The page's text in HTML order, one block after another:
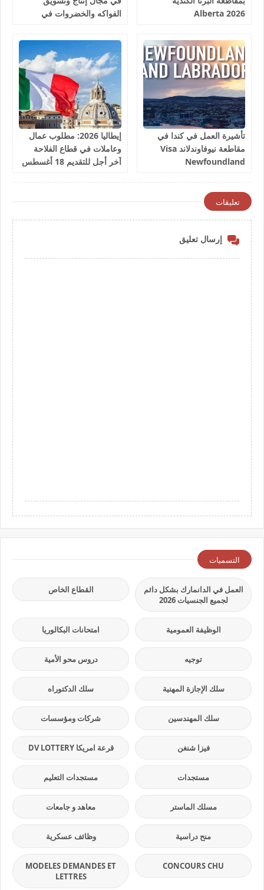
Alberta 2026
الفواكه والخضروات في
تأشيرة العمل في كندا في
مقاطعة نيوفاوندلاند Visa
Newfoundland
إيطاليا 2026: مطلوب عمال
وعاملات في قطاع الفلاحة
آخر أجل للتقديم 18 أغسطس
تعليقات
إرسال تعليق
التسميات
العمل في الدانمارك بشكل دائم
لجميع الجنسيات 2026
القطاع الخاص
الوظيفة العمومية امتحانات البكالوريا
توجيه دروس محو الأمية
سلك الإجازة المهنية سلك الدكتوراه
سلك المهندسين شركات ومؤسسات
فيزا شنغن قرعة امريكا DV LOTTERY
مستجدات مستجدات التعليم
مسلك الماستر معاهد و جامعات
منح دراسية وظائف عسكرية
CONCOURS CHU
MODELES DEMANDES ET
LETTRES